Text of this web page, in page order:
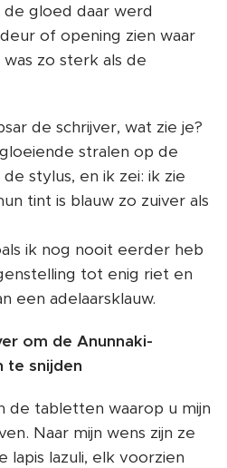
gloed daar werd
of opening zien waar
zo sterk als de
de schrijver, wat zie je?
stralen op de
stylus, en ik zei: ik zie
tint is blauw zo zuiver als
ik nog nooit eerder heb
tot enig riet en
een adelaarsklauw.
om de Anunnaki-
te snijden
de tabletten waarop u mijn
Naar mijn wens zijn ze
lapis lazuli, elk voorzien